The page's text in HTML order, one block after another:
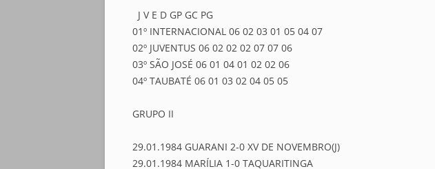
J V E D GP GC PG
01º INTERNACIONAL 06 02 03 01 05 04 07
02º JUVENTUS 06 02 02 02 07 07 06
03º SÃO JOSÉ 06 01 04 01 02 02 06
04º TAUBATÉ 06 01 03 02 04 05 05
GRUPO II
29.01.1984 GUARANI 2-0 XV DE NOVEMBRO(J)
29.01.1984 MARÍLIA 1-0 TAQUARITINGA